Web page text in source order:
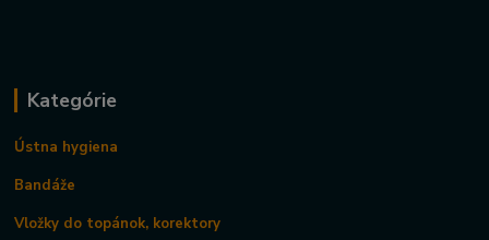
Kategórie
Ústna hygiena
Bandáže
Vložky do topánok, korektory